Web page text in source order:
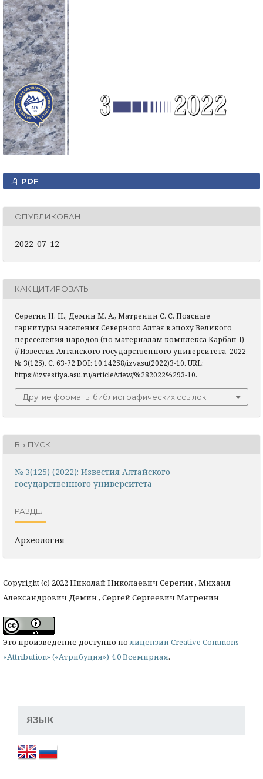
PDF
ОПУБЛИКОВАН
2022-07-12
КАК ЦИТИРОВАТЬ
Серегин Н. Н., Демин М. А., Матренин С. С. Поясные
гарнитуры населения Северного Алтая в эпоху Великого
переселения народов (по материалам комплекса Карбан-I)
// Известия Алтайского государственного университета, 2022,
№ 3(125). С. 63-72 DOI: 10.14258/izvasu(2022)3-10. URL:
https://izvestiya.asu.ru/article/view/%282022%293-10.
Другие форматы библиографических ссылок
ВЫПУСК
№ 3(125) (2022): Известия Алтайского
государственного университета
РАЗДЕЛ
Археология
Copyright (c) 2022 Николай Николаевич Серегин , Михаил
Александрович Демин , Сергей Сергеевич Матренин
Это произведение доступно полицензии Creative Commons
«Attribution» («Атрибуция») 4.0 Всемирная.
ЯЗЫК